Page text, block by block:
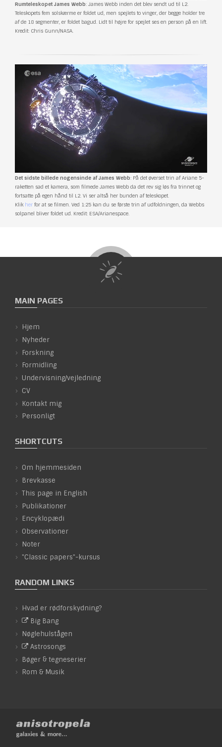
Rumteleskopet James Webb: James Webb inden det blev sendt ud til L2.
Teleskopets fem solskærme er foldet ud, men spejlets to vinger, der begge holder tre
af de 18 segmenter, er foldet bagud. Lidt til højre for spejlet ses en person på en lift.
Kredit: Chris Gunn/NASA.
Det sidste billede nogensinde af James Webb: På det øverset trin af Ariane 5-
raketten sad et kamera, som filmede James Webb da det rev sig løs fra trinnet og
fortsatte på egen hånd til L2. Vi ser altså her bunden af teleskopet.
Klik her for at se filmen. Ved 1:25 kan du se første trin af udfoldningen, da Webbs
solpanel bliver foldet ud. Kredit: ESA/Arianespace.
MAIN PAGES
Hjem
Nyheder
Forskning
Formidling
Undervisning/vejledning
CV
Kontakt mig
Personligt
SHORTCUTS
Om hjemmesiden
Brevkasse
This page in English
Publikationer
Encyklopædi
Observationer
Noter
"Classic papers"-kursus
RANDOM LINKS
Hvad er rødforskydning?
Big Bang
Nøglehulstågen
Astrosongs
Bøger &tegneserier
Rom & Musik